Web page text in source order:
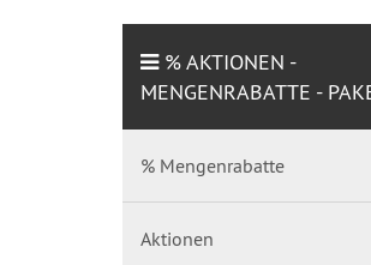
% AKTIONEN -
MENGENRABATTE -
% Mengenrabatte
Aktionen